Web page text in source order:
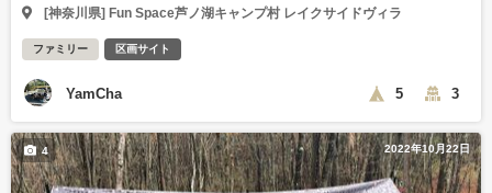
[神奈川県] Fun Space芦ノ湖キャンプ村 レイクサイドヴィラ
ファミリー 区画サイト
YamCha 5 3
2022年10月22日
4